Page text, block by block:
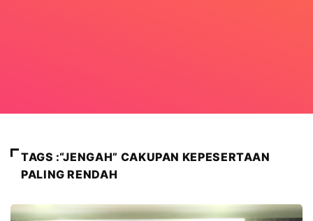
TAGS :“JENGAH” CAKUPAN KEPESERTAAN
PALING RENDAH